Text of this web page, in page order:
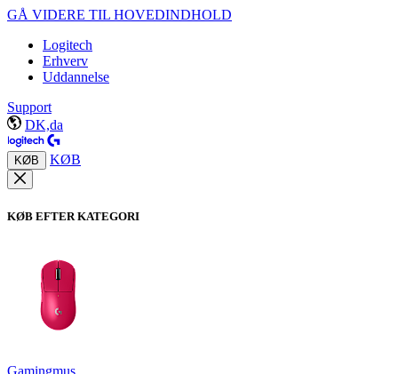
GÅ VIDERE TIL HOVEDINDHOLD
Logitech
Erhverv
Uddannelse
Support
DK,da
KØB KØB
KØB EFTER KATEGORI
Gamingmus